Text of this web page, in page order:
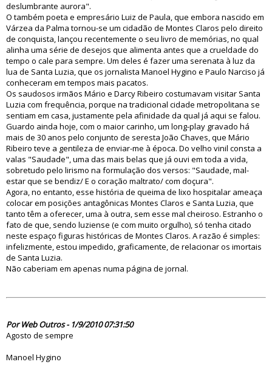
deslumbrante aurora".
O também poeta e empresário Luiz de Paula, que embora nascido em
Várzea da Palma tornou-se um cidadão de Montes Claros pelo direito
de conquista, lançou recentemente o seu livro de memórias, no qual
alinha uma série de desejos que alimenta antes que a crueldade do
tempo o cale para sempre. Um deles é fazer uma serenata à luz da
lua de Santa Luzia, que os jornalista Manoel Hygino e Paulo Narciso já
conheceram em tempos mais pacatos.
Os saudosos irmãos Mário e Darcy Ribeiro costumavam visitar Santa
Luzia com frequência, porque na tradicional cidade metropolitana se
sentiam em casa, justamente pela afinidade da qual já aqui se falou.
Guardo ainda hoje, com o maior carinho, um long-play gravado há
mais de 30 anos pelo conjunto de seresta João Chaves, que Mário
Ribeiro teve a gentileza de enviar-me à época. Do velho vinil consta a
valas "Saudade", uma das mais belas que já ouvi em toda a vida,
sobretudo pelo lirismo na formulação dos versos: "Saudade, mal-
estar que se bendiz/ E o coração maltrato/ com doçura".
Agora, no entanto, esse história de queima de lixo hospitalar ameaça
colocar em posições antagônicas Montes Claros e Santa Luzia, que
tanto têm a oferecer, uma à outra, sem esse mal cheiroso. Estranho o
fato de que, sendo luziense (e com muito orgulho), só tenha citado
neste espaço figuras históricas de Montes Claros. A razão é simples:
infelizmente, estou impedido, graficamente, de relacionar os imortais
de Santa Luzia.
Não caberiam em apenas numa página de jornal.
Por Web Outros - 1/9/2010 07:31:50
Agosto de sempre
Manoel Hygino